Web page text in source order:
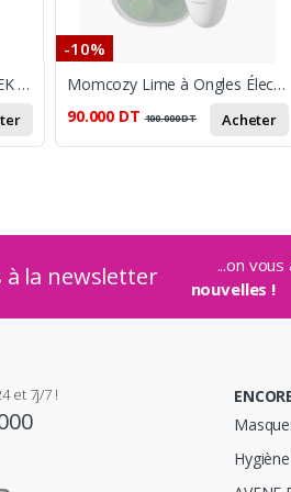
K-REINE PLUMPY LIP CHEEK TINT PEACH TO PINK 6ML
-10%
Momcozy Lime à Ongles Électrique
90.000 DT 100.000DT Acheter
à la newsletter ...on
nouvelles !
et 7j/7 !